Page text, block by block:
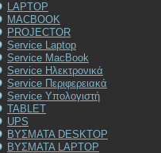
LAPTOP
MACBOOK
PROJECTOR
Service Laptop
Service MacBook
Service Ηλεκτρονικά
Service Περιφερειακά
Service Υπολογιστή
TABLET
UPS
ΒΥΣΜΑΤΑ DESKTOP
ΒΥΣΜΑΤΑ LAPTOP